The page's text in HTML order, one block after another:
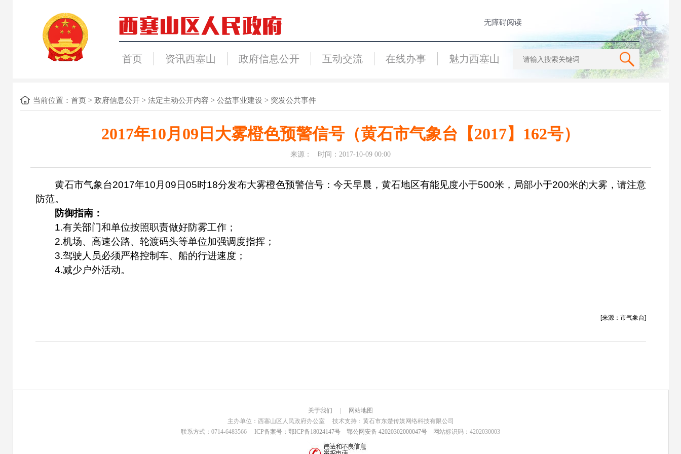
无障碍阅读
首页 资讯西塞山 政府信息公开 互动交流 在线办事 魅力西塞山
当前位置： 首页> 政府信息公开> 法定主动公开内容 > 公益事业建设 > 突发公共事件
2017年10月09日大雾橙色预警信号（黄石市气象台【2017】162号）
来源： 时间：2017-10-09 00:00
黄石市气象台2017年10月09日05时18分发布大雾橙色预警信号：今天早晨，黄石地区有能见度小于500米，局部小于200米的大雾，请注意
防范。
防御指南：
1.有关部门和单位按照职责做好防雾工作；
2.机场、高速公路、轮渡码头等单位加强调度指挥；
3.驾驶人员必须严格控制车、船的行进速度；
4.减少户外活动。
[来源：市气象台]
关于我们
网站地图
主办单位：西塞山区人民政府办公室 技术支持：黄石市东楚传媒网络科技有限公司
联系方式：0714-6483566 ICP备案号：鄂ICP备18024147号 鄂公网安备 42020302000047号 网站标识码：4202030003